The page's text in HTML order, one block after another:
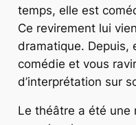
temps, elle est
Ce revirement lui
dramatique. Depuis,
comédie et vous
d’interprétation sur
Le théâtre a été une